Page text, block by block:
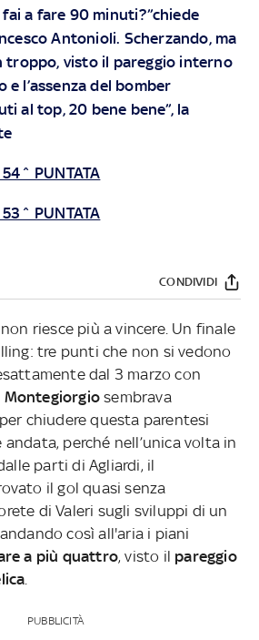
fai a fare 90 minuti?”chiede
Antonioli. Scherzando, ma
troppo, visto il pareggio interno
l’assenza del bomber
al top, 20 bene bene”, la
54^ PUNTATA
53^ PUNTATA
CONDIVIDI
riesce più a vincere. Un finale
tre punti che non si vedono
dal 3 marzo con
Montegiorgio sembrava
chiudere questa parentesi
andata, perché nell’unica volta in
parti di Agliardi, il
il gol quasi senza
di Valeri sugli sviluppi di un
così all'aria i piani
a più quattro, visto il pareggio
PUBBLICITÀ